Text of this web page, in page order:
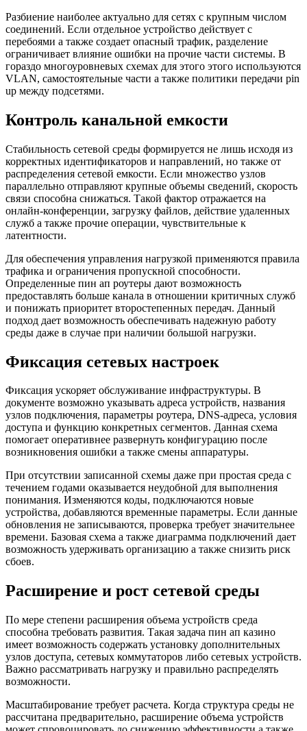
Разбиение наиболее актуально для сетях с крупным числом
соединений. Если отдельное устройство действует с
перебоями а также создает опасный трафик, разделение
ограничивает влияние ошибки на прочие части системы. В
гораздо многоуровневых схемах для этого этого используются
VLAN, самостоятельные части а также политики передачи pin
up между подсетями.
Контроль канальной емкости
Стабильность сетевой среды формируется не лишь исходя из
корректных идентификаторов и направлений, но также от
распределения сетевой емкости. Если множество узлов
параллельно отправляют крупные объемы сведений, скорость
связи способна снижаться. Такой фактор отражается на
онлайн-конференции, загрузку файлов, действие удаленных
служб а также прочие операции, чувствительные к
латентности.
Для обеспечения управления нагрузкой применяются правила
трафика и ограничения пропускной способности.
Определенные пин ап роутеры дают возможность
предоставлять больше канала в отношении критичных служб
и понижать приоритет второстепенных передач. Данный
подход дает возможность обеспечивать надежную работу
среды даже в случае при наличии большой нагрузки.
Фиксация сетевых настроек
Фиксация ускоряет обслуживание инфраструктуры. В
документе возможно указывать адреса устройств, названия
узлов подключения, параметры роутера, DNS-адреса, условия
доступа и функцию конкретных сегментов. Данная схема
помогает оперативнее развернуть конфигурацию после
возникновения ошибки а также смены аппаратуры.
При отсутствии записанной схемы даже при простая среда с
течением годами оказывается неудобной для выполнения
понимания. Изменяются коды, подключаются новые
устройства, добавляются временные параметры. Если данные
обновления не записываются, проверка требует значительнее
времени. Базовая схема а также диаграмма подключений дает
возможность удерживать организацию а также снизить риск
сбоев.
Расширение и рост сетевой среды
По мере степени расширения объема устройств среда
способна требовать развития. Такая задача пин ап казино
имеет возможность содержать установку дополнительных
узлов доступа, сетевых коммутаторов либо сетевых устройств.
Важно рассматривать нагрузку и правильно распределять
возможности.
Масштабирование требует расчета. Когда структура среды не
рассчитана предварительно, расширение объема устройств